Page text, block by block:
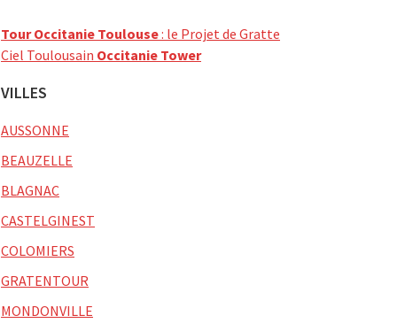
Tour Occitanie Toulouse: le Projet de Gratte
Ciel Toulousain Occitanie Tower
VILLES
AUSSONNE
BEAUZELLE
BLAGNAC
CASTELGINEST
COLOMIERS
GRATENTOUR
MONDONVILLE